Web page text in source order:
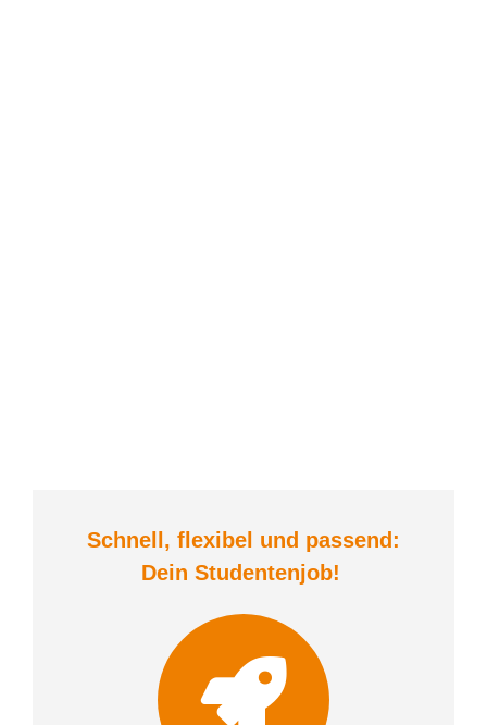
Schnell, flexibel und passend:
Dein Studentenjob!